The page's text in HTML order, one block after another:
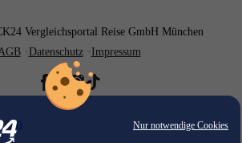
Nur notwendige Cookies
Vergleichsportal Reise GmbH München
Datenschutz Impressum